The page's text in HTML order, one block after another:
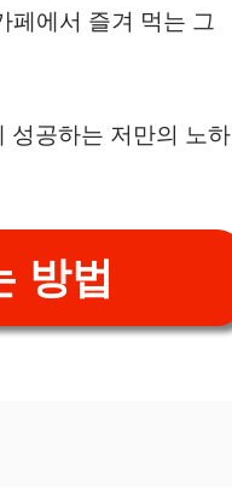
페에서 즐겨 먹는 그
성공하는 저만의 노하
방법